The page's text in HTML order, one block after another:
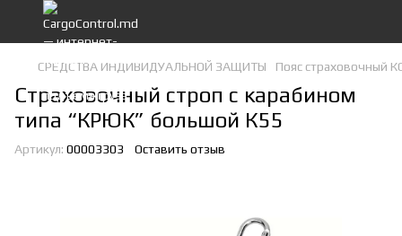
СРЕДСТВА ИНДИВИДУАЛЬНОЙ ЗАЩИТЫ Пояс страховочный
Страховочный строп с карабином
типа “КРЮК” большой К55
Артикул: 00003303 Оставить отзыв